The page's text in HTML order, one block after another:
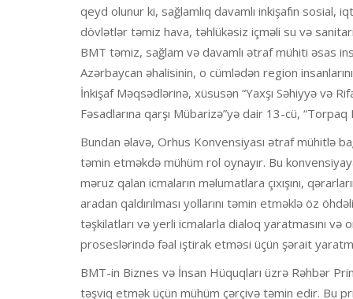
qeyd olunur ki, sağlamlıq davamlı inkişafın
dövlətlər təmiz hava, təhlükəsiz içməli su və
BMT təmiz, sağlam və davamlı ətraf mühiti əsas
Azərbaycan əhalisinin, o cümlədən region
İnkişaf Məqsədlərinə, xüsusən “Yaxşı Səhiyyə və
Fəsadlarına qarşı Mübarizə”yə dair 13-cü,
Bundan əlavə, Orhus Konvensiyası ətraf mühitlə
təmin etməkdə mühüm rol oynayır. Bu
məruz qalan icmaların məlumatlara çıxışını,
aradan qaldırılması yollarını təmin etməklə öz
təşkilatları və yerli icmalarla dialoq yaratmasını
proseslərində fəal iştirak etməsi üçün şərait
BMT-in Biznes və İnsan Hüquqları üzrə Rəhbər
təşviq etmək üçün mühüm çərçivə təmin edir. Bu